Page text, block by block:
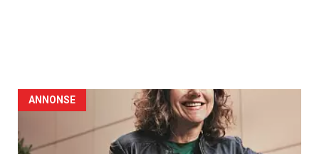
ANNONSE